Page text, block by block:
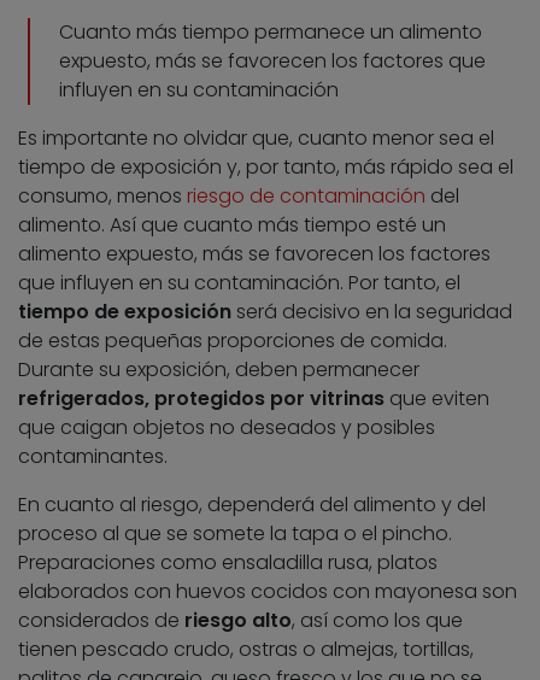
Cuanto más tiempo permanece un alimento
expuesto, más se favorecen los factores que
influyen en su contaminación
Es importante no olvidar que, cuanto menor sea el
tiempo de exposición y, por tanto, más rápido sea el
consumo, menos riesgo de contaminación del
alimento. Así que cuanto más tiempo esté un
alimento expuesto, más se favorecen los factores
que influyen en su contaminación. Por tanto, el
tiempo de exposición será decisivo en la seguridad
de estas pequeñas proporciones de comida.
Durante su exposición, deben permanecer
refrigerados, protegidos por vitrinas que eviten
que caigan objetos no deseados y posibles
contaminantes.
En cuanto al riesgo, dependerá del alimento y del
proceso al que se somete la tapa o el pincho.
Preparaciones como ensaladilla rusa, platos
elaborados con huevos cocidos con mayonesa son
considerados de riesgo alto, así como los que
tienen pescado crudo, ostras o almejas, tortillas,